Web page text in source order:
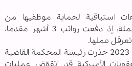
استباقية لحماية موظفيها من
العقوبات الأميركية المحتملة، إذ دفعت رواتب 3 أشهر مقدما،
عملها.
وفي ديسمبر/كانون الأول 2023 حذرت رئيسة المحكمة القاضية